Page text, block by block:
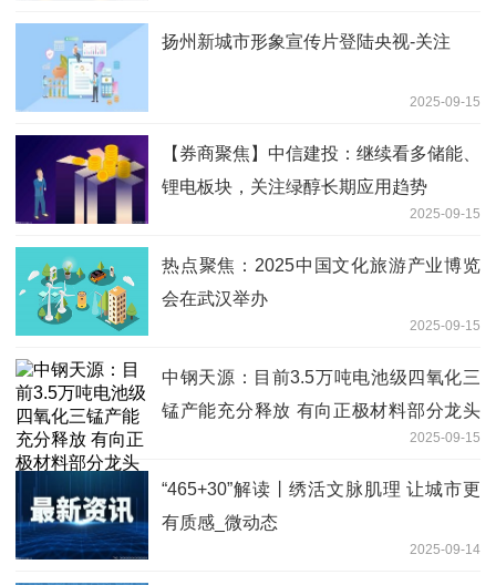
扬州新城市形象宣传片登陆央视-关注
2025-09-15
【券商聚焦】中信建投：继续看多储能、
锂电板块，关注绿醇长期应用趋势
2025-09-15
热点聚焦：2025中国文化旅游产业博览
会在武汉举办
2025-09-15
中钢天源：目前3.5万吨电池级四氧化三
锰产能充分释放 有向正极材料部分龙头
2025-09-15
“465+30”解读丨绣活文脉肌理 让城市更
有质感_微动态
2025-09-14